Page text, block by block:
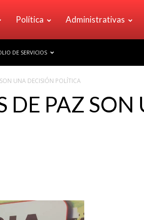
Política Administrativas
DE SERVICIOS
UNA DECISIÓN POLÍTICA
DE PAZ